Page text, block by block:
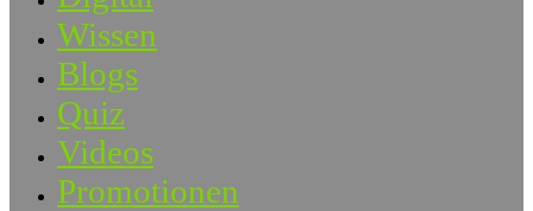
Wissen
Blogs
Quiz
Videos
Promotionen